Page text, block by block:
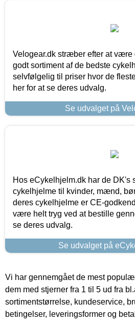
Velogear.dk stræber efter at være
godt sortiment af de bedste
selvfølgelig til priser hvor de
her for at se deres udvalg.
Se udvalget på
Hos eCykelhjelm.dk har de DK's
cykelhjelme til kvinder, mænd,
deres cykelhjelme er CE-
være helt tryg ved at bestille
se deres udvalg.
Se udvalget på
Vi har gennemgået de mest
dem med stjerner fra 1 til 5 ud fra
sortimentstørrelse, kundeservice,
betingelser, leveringsformer og